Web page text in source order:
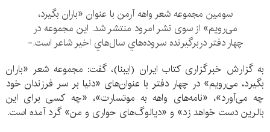
سومین مجموعه شعر واهه آرمن با عنوان «باران بگیرد،
می‌رویم» از سوی نشر امرود منتشر شد. این مجموعه در
چهار دفتر دربرگيرنده سروده‌هاي سال‌هاي اخیر شاعر است.-
به گزارش خبرگزاری کتاب ایران (ایبنا)، گفت: مجموعه شعر «باران
بگیرد، می‌رویم» در چهار دفتر با عنوان‌های «دنیا بر سر فرزندان خود
چه می‌آورد»، «نامه‌های واهه به موتسارت»، «چه کسی برای این
بالرین دست خواهد زد» و «دیالوگ‌های حواری و من» گرد آمده است.